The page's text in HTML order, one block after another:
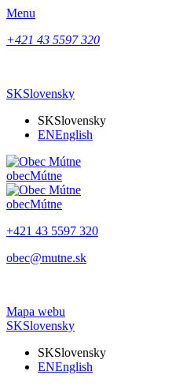
Menu
+421 43 5597 320
SKSlovensky
SKSlovensky
ENEnglish
obecMútne
obecMútne
+421 43 5597 320
obec@mutne.sk
Mapa webu
SKSlovensky
SKSlovensky
ENEnglish